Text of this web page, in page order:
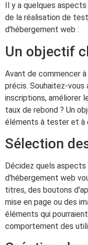
Il y a quelques
de la réalisation de
d'hébergement web :
Un objectif
Avant de commencer
précis. Souhaitez-vous
inscriptions, améliorer
taux de rebond ? Un
éléments à tester et à
Sélection
Décidez quels
d'hébergement web
titres, des boutons
mise en page ou des
éléments qui
comportement des